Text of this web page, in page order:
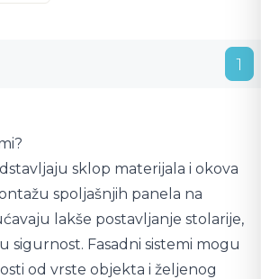
1
sklop materijala i okova
spoljašnjih panela na
lakše postavljanje stolarije,
sigurnost. Fasadni sistemi mogu
od vrste objekta i željenog